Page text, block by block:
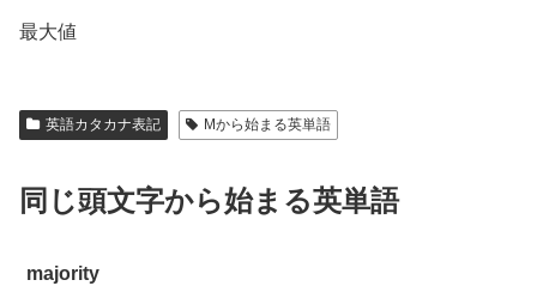
最大値
英語カタカナ表記 Mから始まる英単語
同じ頭文字から始まる英単語
majority